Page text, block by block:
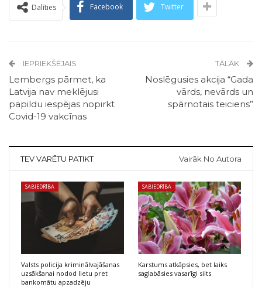
Dalīties Facebook Twitter
IEPRIEKŠĒJAIS
Lembergs pārmet, ka
Latvija nav meklējusi
papildu iespējas nopirkt
Covid-19 vakcīnas
TĀLĀK
Noslēgusies akcija “Gada
vārds, nevārds un
spārnotais teiciens”
TEV VARĒTU PATIKT Vairāk No Autora
SABIEDRĪBA
Valsts policija kriminālvajāšanas
uzsākšanai nodod lietu pret
bankomātu apzadzēju
SABIEDRĪBA
Karstums atkāpsies, bet laiks
saglabāsies vasarīgi silts